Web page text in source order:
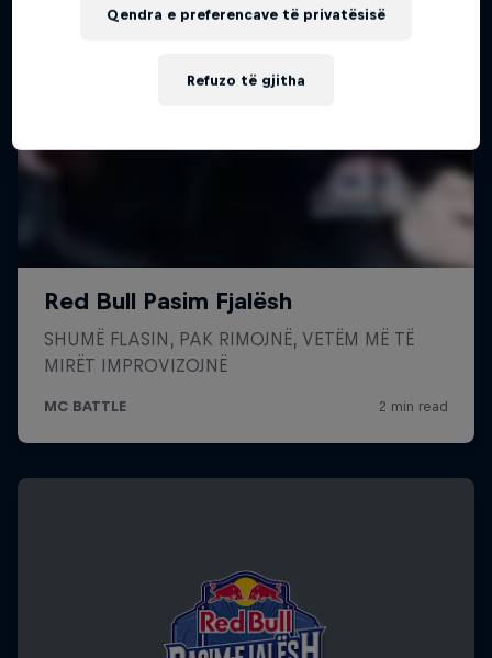
Refuzo të gjitha
Qendra e preferencave të privatësisë